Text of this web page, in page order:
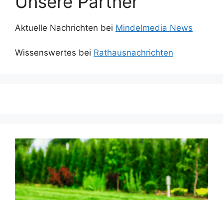
Aktuelle Nachrichten bei Mindelmedia News
Wissenswertes bei Rathausnachrichten